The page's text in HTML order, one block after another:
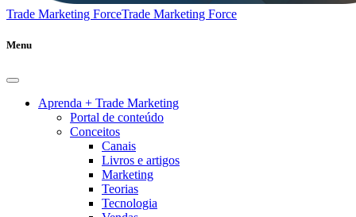
Trade Marketing ForceTrade Marketing Force
Menu
Aprenda + Trade Marketing
Portal de conteúdo
Conceitos
Canais
Livros e artigos
Marketing
Teorias
Tecnologia